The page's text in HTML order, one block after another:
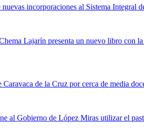
incorporaciones al Sistema Integral
Lajarín presenta un nuevo libro con
de la Cruz por cerca de media
al Gobierno de López Miras utilizar el